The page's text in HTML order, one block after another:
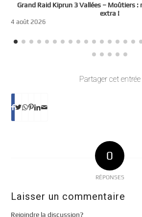
Grand Raid Kiprun 3 Vallées – Moûtiers :
extra !
4 août 2026
Partager cet entrée
0
RÉPONSES
Laisser un commentaire
Rejoindre la discussion?